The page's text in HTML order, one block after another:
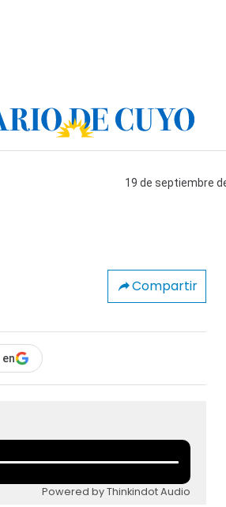
19 de septiembre
Compartir
Powered by Thinkindot Audio